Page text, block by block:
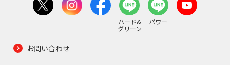
ハード&
グリーン
パワー
お問い合わせ